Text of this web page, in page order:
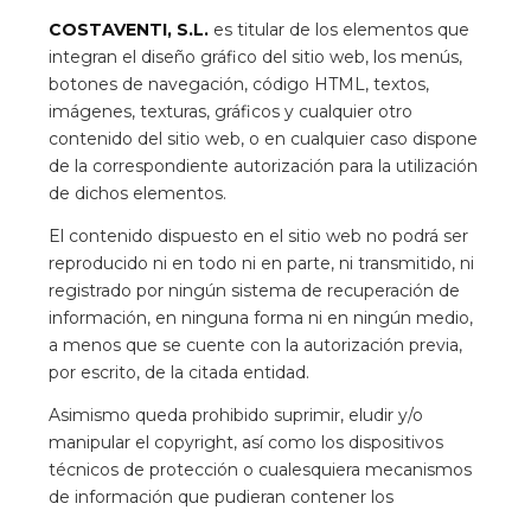
COSTAVENTI, S.L. es titular de los elementos que
integran el diseño gráfico del sitio web, los menús,
botones de navegación, código HTML, textos,
imágenes, texturas, gráficos y cualquier otro
contenido del sitio web, o en cualquier caso dispone
de la correspondiente autorización para la utilización
de dichos elementos.
El contenido dispuesto en el sitio web no podrá ser
reproducido ni en todo ni en parte, ni transmitido, ni
registrado por ningún sistema de recuperación de
información, en ninguna forma ni en ningún medio,
a menos que se cuente con la autorización previa,
por escrito, de la citada entidad.
Asimismo queda prohibido suprimir, eludir y/o
manipular el copyright, así como los dispositivos
técnicos de protección o cualesquiera mecanismos
de información que pudieran contener los